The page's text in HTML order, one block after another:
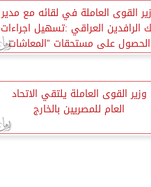
القوى العاملة في لقائه مع مدير
الرافدين العراقي :تسهيل اجراءات
الحصول على مستحقات ”المعاشات
التقاعدية” لمصريين
وزير القوى العاملة يلتقي الاتحاد
العام للمصريين بالخارج